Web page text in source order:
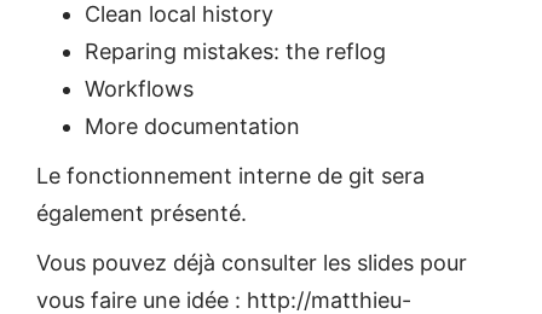
Clean local history
Reparing mistakes: the reflog
Workflows
More documentation
Le fonctionnement interne de git sera
également présenté.
Vous pouvez déjà consulter les slides pour
vous faire une idée : http://matthieu-